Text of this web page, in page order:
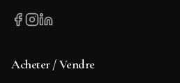
Acheter / Vendre